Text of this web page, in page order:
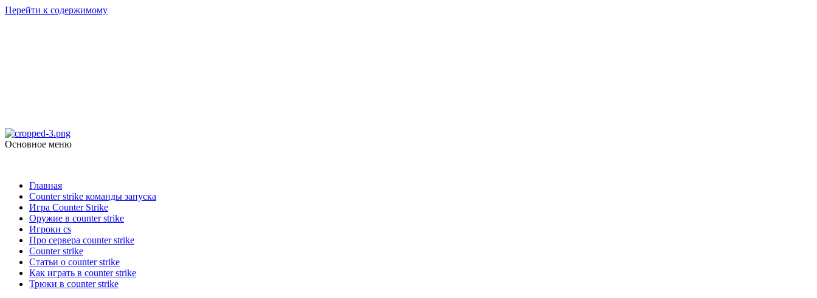
Перейти к содержимому
Основное меню
Главная
Counter strike команды запуска
Игра Counter Strike
Оружие в counter strike
Игроки cs
Про сервера counter strike
Counter strike
Статьи о counter strike
Как играть в counter strike
Трюки в counter strike